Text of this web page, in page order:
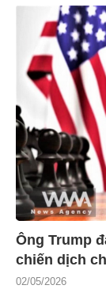
Ông Trump
chiến dịch
02/05/2026